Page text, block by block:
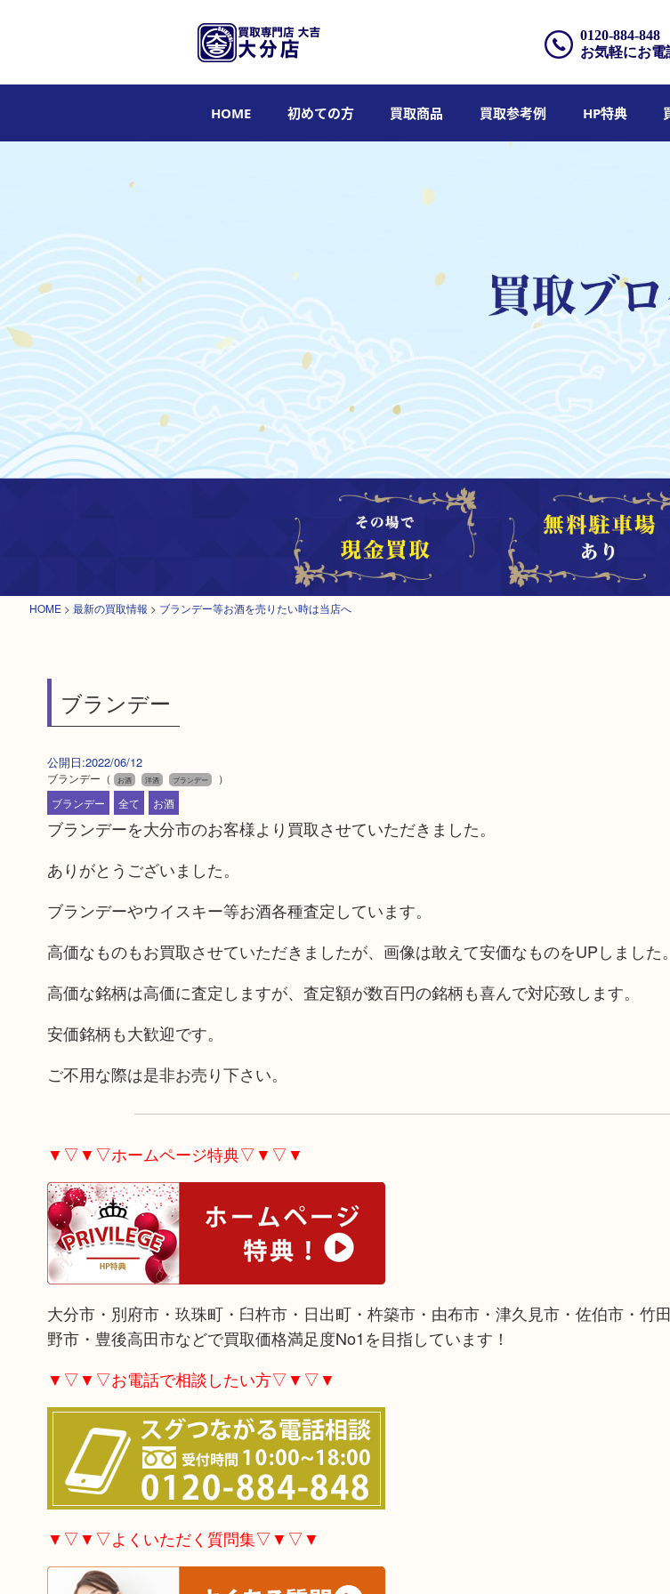
0120-884-848
お気軽にお電
HOME 初めての方 買取商品 買取参考例 HP特典
HOME > 最新の買取情報 > ブランデー等お酒を売りたい時は当店へ
ブランデー
公開日:2022/06/12
ブランデー （ お酒 洋酒 ブランデー
）
ブランデー
全て お酒
ブランデーを大分市のお客様より買取させていただきました。
ありがとうございました。
ブランデーやウイスキー等お酒各種査定しています。
高価なものもお買取させていただきましたが、画像は敢えて安価なものをUPしました。
高価な銘柄は高価に査定しますが、査定額が数百円の銘柄も喜んで対応致します。
安価銘柄も大歓迎です。
ご不用な際は是非お売り下さい。
▼▽▼▽ホームページ特典▽▼▽▼
大分市・別府市・玖珠町・臼杵市・日出町・杵築市・由布市・津久見市・佐伯市・竹
野市・豊後高田市などで買取価格満足度No1を目指しています！
▼▽▼▽お電話で相談したい方▽▼▽▼
▼▽▼▽よくいただく質問集▽▼▽▼